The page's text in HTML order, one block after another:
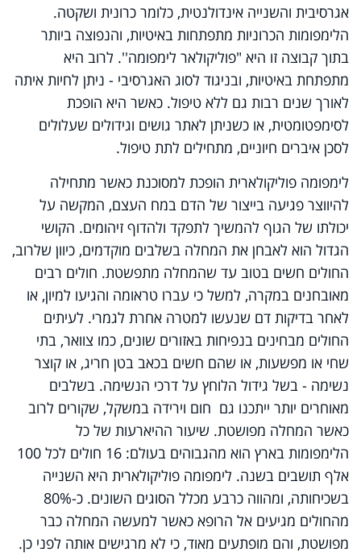
אגרסיבית והשנייה אינדולנטית, כלומר כרונית ושקטה.
הלימפומות הכרוניות מתפתחות באיטיות, והנפוצה ביותר
בתוך קבוצה זו היא "פוליקולאר לימפומה''. לרוב היא
מתפתחת באיטיות, ובניגוד לסוג האגרסיבי - ניתן לחיות איתה
לאורך שנים רבות גם ללא טיפול. כאשר היא הופכת
לסימפטומטית, או כשניתן לאתר גושים וגידולים שעלולים
לסכן איברים חיוניים, מתחילים לתת טיפול.
לימפומה פוליקולארית הופכת למסוכנת כאשר מתחילה
להיווצר פגיעה בייצור של הדם במח העצם, המקשה על
יכולתו של הגוף להמשיך לתפקד ולהדוף זיהומים. הקושי
הגדול הוא לאבחן את המחלה בשלבים מוקדמים, כיוון שלרוב,
החולים חשים בטוב עד שהמחלה מתפשטת. חולים רבים
מאובחנים במקרה, למשל כי עברו טראומה והגיעו למיון, או
לאחר בדיקות דם שנעשו למטרה אחרת לגמרי. לעיתים
החולים מבחינים בנפיחות באזורים שונים, כמו צוואר, בתי
שחי או מפשעות, או שהם חשים בכאב בטן חריג, או קוצר
נשימה - בשל גידול הלוחץ על דרכי הנשימה. בשלבים
מאוחרים יותר ייתכנו גם חום וירידה במשקל, שקורים לרוב
כאשר המחלה מפושטת. שיעור ההיארעות של כל
הלימפומות בארץ הוא מהגבוהים בעולם: 16 חולים לכל 100
אלף תושבים בשנה. לימפומה פוליקולארית היא השנייה
בשכיחותה, ומהווה כרבע מכלל הסוגים השונים. כ-80%
מהחולים מגיעים אל הרופא כאשר למעשה המחלה כבר
מפושטת, והם מופתעים מאוד, כי לא מרגישים אותה לפני כן.